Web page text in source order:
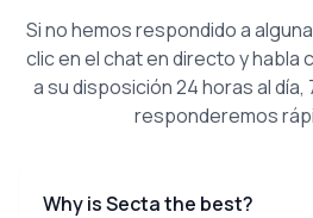
Si no hemos respondido a
clic en el chat en directo y habla
a su disposición 24 horas al día,
responderemos
Why is Secta the best?